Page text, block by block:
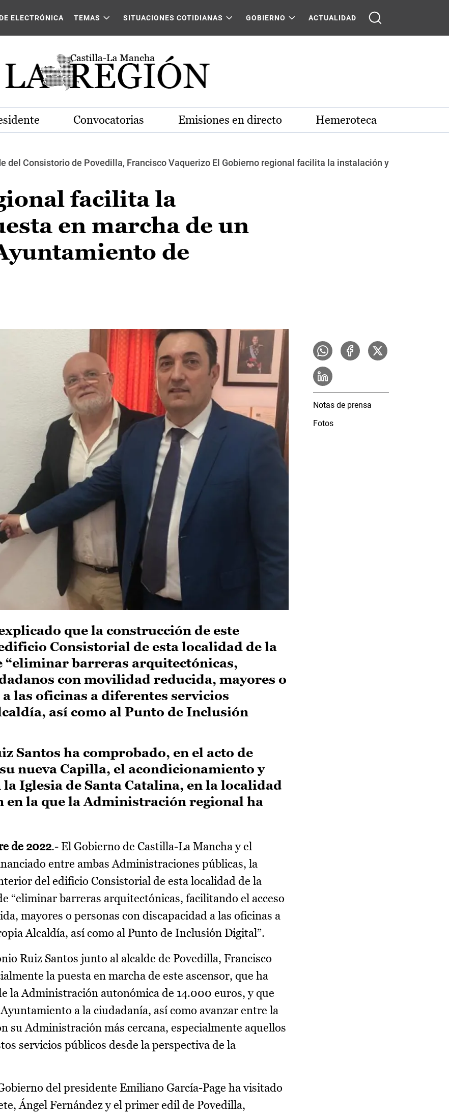
ELECTRÓNICA TEMAS SITUACIONES COTIDIANAS GOBIERNO ACTUALIDAD
Convocatorias Emisiones en directo Hemeroteca
del Consistorio de Povedilla, Francisco Vaquerizo El Gobierno regional facilita la instalación y
facilita la
en marcha de un
de
que la construcción de este
Consistorial de esta localidad de la
“eliminar barreras arquitectónicas,
con movilidad reducida, mayores o
las oficinas a diferentes servicios
así como al Punto de Inclusión
Santos ha comprobado, en el acto de
nueva Capilla, el acondicionamiento y
Iglesia de Santa Catalina, en la localidad
en la que la Administración regional ha
de 2022.- El Gobierno de Castilla-La Mancha y el
entre ambas Administraciones públicas, la
del edificio Consistorial de esta localidad de la
“eliminar barreras arquitectónicas, facilitando el acceso
mayores o personas con discapacidad a las oficinas a
Alcaldía, así como al Punto de Inclusión Digital”.
Ruiz Santos junto al alcalde de Povedilla, Francisco
la puesta en marcha de este ascensor, que ha
la Administración autonómica de 14.000 euros, y que
a la ciudadanía, así como avanzar entre la
su Administración más cercana, especialmente aquellos
servicios públicos desde la perspectiva de la
del presidente Emiliano García-Page ha visitado
Ángel Fernández y el primer edil de Povedilla,
Notas de prensa
Fotos